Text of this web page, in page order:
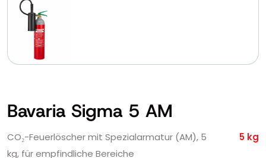
Bavaria Sigma 5 AM
CO₂-Feuerlöscher mit Spezialarmatur (AM), 5
kg, für empfindliche Bereiche
5 kg